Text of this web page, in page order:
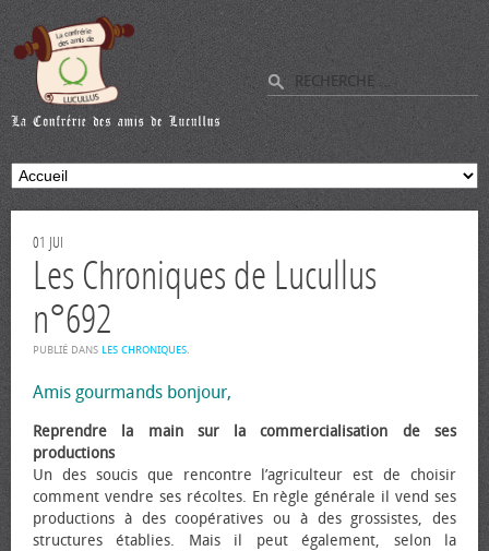
01 JUI
Les Chroniques de Lucullus
n°692
PUBLIÉ DANS LES CHRONIQUES.
Amis gourmands bonjour,
Reprendre la main sur la commercialisation de ses
productions
Un des soucis que rencontre l’agriculteur est de choisir
comment vendre ses récoltes. En règle générale il vend ses
productions à des coopératives ou à des grossistes, des
structures établies. Mais il peut également, selon la